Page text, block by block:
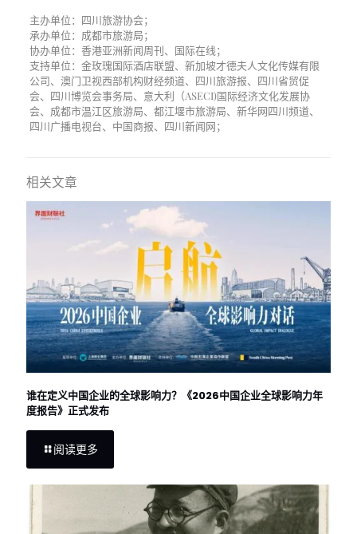
主办单位：四川旅游协会；
承办单位：成都市旅游局；
协办单位：香港亚洲新闻周刊、国际在线；
支持单位：金玫瑰国际酒店联盟、新加坡才德夫人文化传媒有限
公司、澳门卫视西部机构财经频道、四川旅游报、四川省贸促
会、四川博览会事务局、意大利（ASECI)国际经济文化发展协
会、成都市温江区旅游局、都江堰市旅游局、新华网四川频道、
四川广播电视台、中国商报、四川新闻网；
相关文章
谁在定义中国企业的全球影响力？《2026中国企业全球影响力年
度报告》正式发布
阅读更多